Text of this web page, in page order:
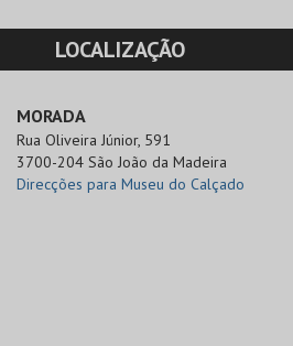
LOCALIZAÇÃO
MORADA
Rua Oliveira Júnior, 591
3700-204 São João da Madeira
Direcções para Museu do Calçado